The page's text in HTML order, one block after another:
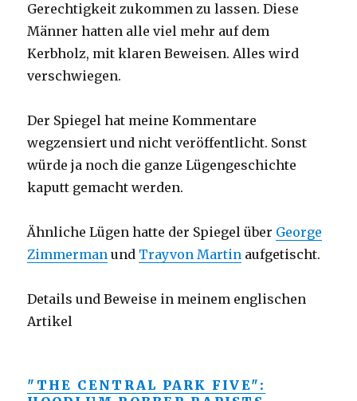
Gerechtigkeit zukommen zu lassen. Diese
Männer hatten alle viel mehr auf dem
Kerbholz, mit klaren Beweisen. Alles wird
verschwiegen.
Der Spiegel hat meine Kommentare
wegzensiert und nicht veröffentlicht. Sonst
würde ja noch die ganze Lügengeschichte
kaputt gemacht werden.
Ähnliche Lügen hatte der Spiegel über George
Zimmerman und Trayvon Martin aufgetischt.
Details und Beweise in meinem englischen
Artikel
"THE CENTRAL PARK FIVE":